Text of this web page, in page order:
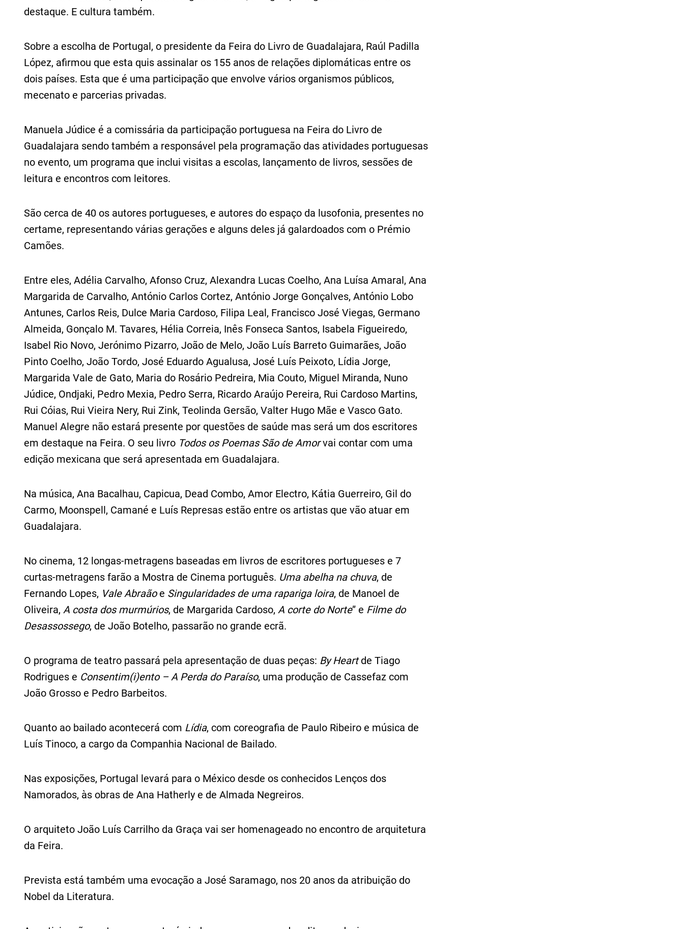
destaque. E cultura também.
Sobre a escolha de Portugal, o presidente da Feira do Livro de Guadalajara, Raúl Padilla
López, afirmou que esta quis assinalar os 155 anos de relações diplomáticas entre os
dois países. Esta que é uma participação que envolve vários organismos públicos,
mecenato e parcerias privadas.
Manuela Júdice é a comissária da participação portuguesa na Feira do Livro de
Guadalajara sendo também a responsável pela programação das atividades portuguesas
no evento, um programa que inclui visitas a escolas, lançamento de livros, sessões de
leitura e encontros com leitores.
São cerca de 40 os autores portugueses, e autores do espaço da lusofonia, presentes no
certame, representando várias gerações e alguns deles já galardoados com o Prémio
Camões.
Entre eles, Adélia Carvalho, Afonso Cruz, Alexandra Lucas Coelho, Ana Luísa Amaral, Ana
Margarida de Carvalho, António Carlos Cortez, António Jorge Gonçalves, António Lobo
Antunes, Carlos Reis, Dulce Maria Cardoso, Filipa Leal, Francisco José Viegas, Germano
Almeida, Gonçalo M. Tavares, Hélia Correia, Inês Fonseca Santos, Isabela Figueiredo,
Isabel Rio Novo, Jerónimo Pizarro, João de Melo, João Luís Barreto Guimarães, João
Pinto Coelho, João Tordo, José Eduardo Agualusa, José Luís Peixoto, Lídia Jorge,
Margarida Vale de Gato, Maria do Rosário Pedreira, Mia Couto, Miguel Miranda, Nuno
Júdice, Ondjaki, Pedro Mexia, Pedro Serra, Ricardo Araújo Pereira, Rui Cardoso Martins,
Rui Cóias, Rui Vieira Nery, Rui Zink, Teolinda Gersão, Valter Hugo Mãe e Vasco Gato.
Manuel Alegre não estará presente por questões de saúde mas será um dos escritores
em destaque na Feira. O seu livro Todos os Poemas São de Amorvai contar com uma
edição mexicana que será apresentada em Guadalajara.
Na música, Ana Bacalhau, Capicua, Dead Combo, Amor Electro, Kátia Guerreiro, Gil do
Carmo, Moonspell, Camané e Luís Represas estão entre os artistas que vão atuar em
Guadalajara.
No cinema, 12 longas-metragens baseadas em livros de escritores portugueses e 7
curtas-metragens farão a Mostra de Cinema português. Uma abelha na chuva, de
Fernando Lopes, Vale Abraãoe Singularidades de uma rapariga loira, de Manoel de
Oliveira, A costa dos murmúrios, de Margarida Cardoso, A corte do Norte” e Filme do
Desassossego, de João Botelho, passarão no grande ecrã.
O programa de teatro passará pela apresentação de duas peças: By Heartde Tiago
Rodrigues e Consentim(i)ento – A Perda do Paraíso, uma produção de Cassefaz com
João Grosso e Pedro Barbeitos.
Quanto ao bailado acontecerá com Lídia, com coreografia de Paulo Ribeiro e música de
Luís Tinoco, a cargo da Companhia Nacional de Bailado.
Nas exposições, Portugal levará para o México desde os conhecidos Lenços dos
Namorados, às obras de Ana Hatherly e de Almada Negreiros.
O arquiteto João Luís Carrilho da Graça vai ser homenageado no encontro de arquitetura
da Feira.
Prevista está também uma evocação a José Saramago, nos 20 anos da atribuição do
Nobel da Literatura.